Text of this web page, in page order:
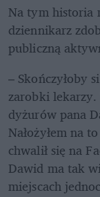
Na tym historia
dziennikarz
publiczną
– Skończyłoby
zarobki
dyżurów pana
Nałożyłem na
chwalił się na
Dawid ma tak
miejscach